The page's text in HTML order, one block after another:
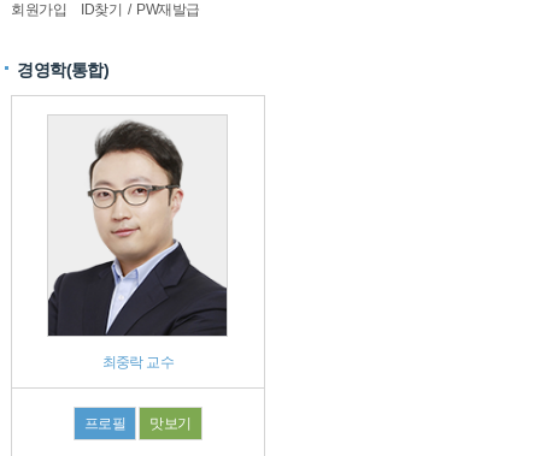
회원가입 ID찾기 / PW재발급
경영학(통합)
최중락 교수
프로필 맛보기